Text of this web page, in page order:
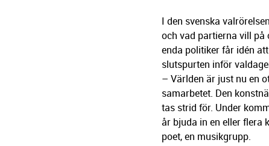
I den svenska
och vad partierna vill på
enda politiker får idén
slutspurten inför
– Världen är just nu en
samarbetet. Den
tas strid för. Under
år bjuda in en eller flera
poet, en musikgrupp.